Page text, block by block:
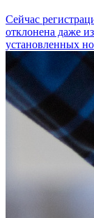
Сейчас
отклонена даже
установленных